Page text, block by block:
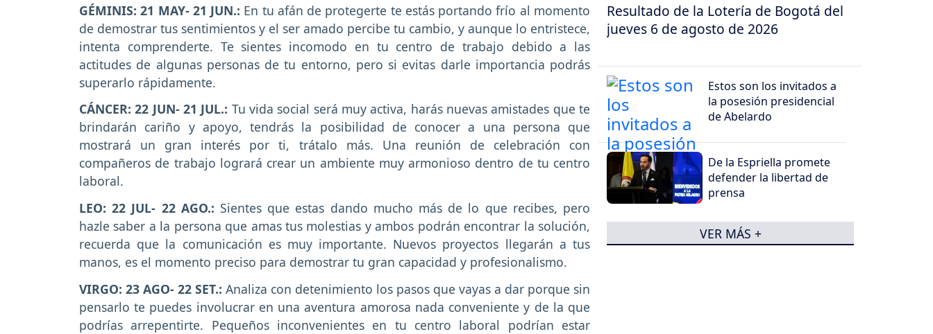
GÉMINIS: 21 MAY- 21 JUN.: En tu afán de protegerte te estás portando frío al momento
de demostrar tus sentimientos y el ser amado percibe tu cambio, y aunque lo entristece,
intenta comprenderte. Te sientes incomodo en tu centro de trabajo debido a las
actitudes de algunas personas de tu entorno, pero si evitas darle importancia podrás
superarlo rápidamente.
CÁNCER: 22 JUN- 21 JUL.: Tu vida social será muy activa, harás nuevas amistades que te
brindarán cariño y apoyo, tendrás la posibilidad de conocer a una persona que
mostrará un gran interés por ti, trátalo más. Una reunión de celebración con
compañeros de trabajo logrará crear un ambiente muy armonioso dentro de tu centro
laboral.
LEO: 22 JUL- 22 AGO.: Sientes que estas dando mucho más de lo que recibes, pero
hazle saber a la persona que amas tus molestias y ambos podrán encontrar la solución,
recuerda que la comunicación es muy importante. Nuevos proyectos llegarán a tus
manos, es el momento preciso para demostrar tu gran capacidad y profesionalismo.
VIRGO: 23 AGO- 22 SET.: Analiza con detenimiento los pasos que vayas a dar porque sin
pensarlo te puedes involucrar en una aventura amorosa nada conveniente y de la que
podrías arrepentirte. Pequeños inconvenientes en tu centro laboral podrían estar
Resultado de la Lotería de Bogotá del
jueves 6 de agosto de 2026
Estos son los invitados a
la posesión presidencial
de Abelardo
De la Espriella promete
defender la libertad de
prensa
VER MÁS +